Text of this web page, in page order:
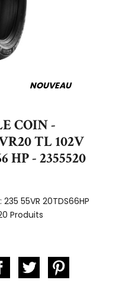
NOUVEAU
COIN -
TL 102V
HP - 2355520
235 55VR 20TDS66HP
Produits